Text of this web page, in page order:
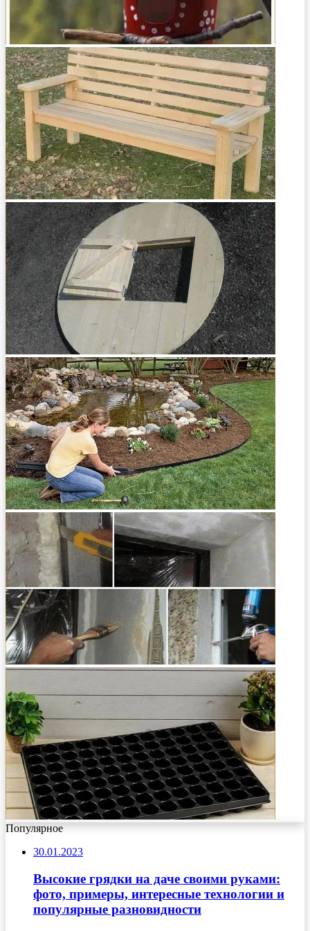
Популярное
30.01.2023
Высокие грядки на даче своими руками:
фото, примеры, интересные технологии и
популярные разновидности